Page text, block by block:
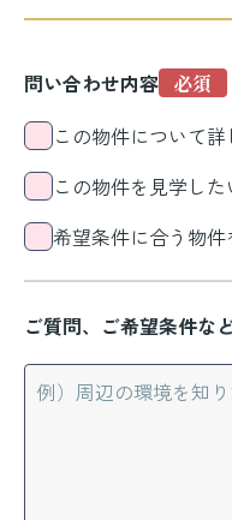
問い合わせ内容
この物件について
この物件を見学した
希望条件に合う物
ご質問、ご希望条件な